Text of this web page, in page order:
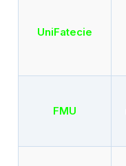
UniFatecie
FMU